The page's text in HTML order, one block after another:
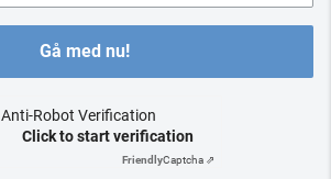
Gå med nu!
Anti-Robot Verification
Click to start verification
FriendlyCaptcha ⇗